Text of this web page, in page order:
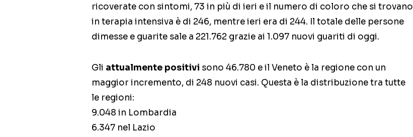
ricoverate con sintomi, 73 in più di ieri e il numero di coloro che si trovano
in terapia intensiva è di 246, mentre ieri era di 244. Il totale delle persone
dimesse e guarite sale a 221.762 grazie ai 1.097 nuovi guariti di oggi.
Gli attualmente positivi sono 46.780 e il Veneto è la regione con un
maggior incremento, di 248 nuovi casi. Questa è la distribuzione tra tutte
le regioni:
9.048 in Lombardia
6.347 nel Lazio